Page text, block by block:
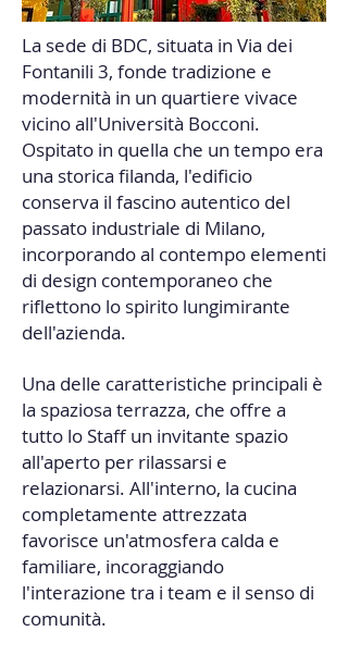
La sede di BDC, situata in Via dei
Fontanili 3, fonde tradizione e
modernità in un quartiere vivace
vicino all'Università Bocconi.
Ospitato in quella che un tempo era
una storica filanda, l'edificio
conserva il fascino autentico del
passato industriale di Milano,
incorporando al contempo elementi
di design contemporaneo che
riflettono lo spirito lungimirante
dell'azienda.
Una delle caratteristiche principali è
la spaziosa terrazza, che offre a
tutto lo Staff un invitante spazio
all'aperto per rilassarsi e
relazionarsi. All'interno, la cucina
completamente attrezzata
favorisce un'atmosfera calda e
familiare, incoraggiando
l'interazione tra i team e il senso di
comunità.